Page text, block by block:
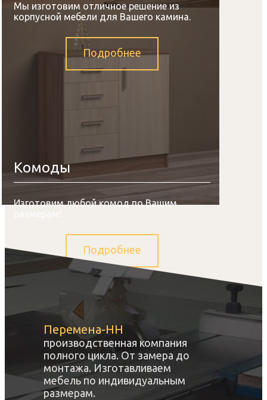
Мы изготовим отличное решение из
корпусной мебели для Вашего камина.
Подробнее
Комоды
Изготовим любой комод по Вашим
Подробнее
Перемена-НН
производственная компания
полного цикла. От замера до
монтажа. Изготавливаем
мебель по индивидуальным
размерам.